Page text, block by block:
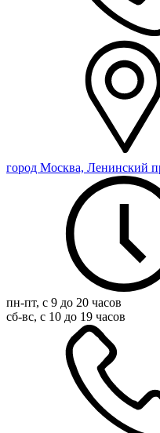
город Москва, Ленинский
пн-пт, с 9 до 20 часов
сб-вс, с 10 до 19 часов